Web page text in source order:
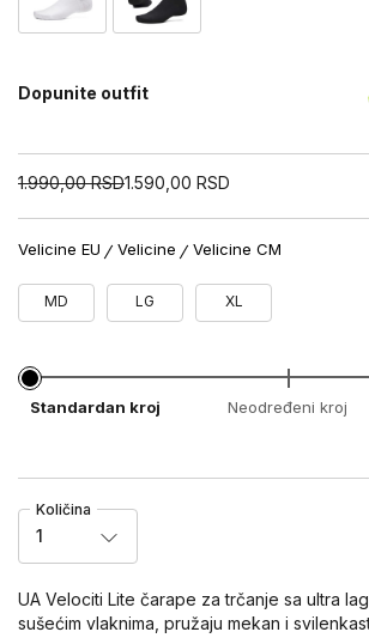
Dopunite outfit
1.990,00 RSD1.590,00 RSD
Velicine EU Velicine Velicine CM
MD LG XL
Standardan kroj Neodređeni kroj
Količina
1
UA Velociti Lite čarape za trčanje sa ultra
sušećim vlaknima, pružaju mekan i